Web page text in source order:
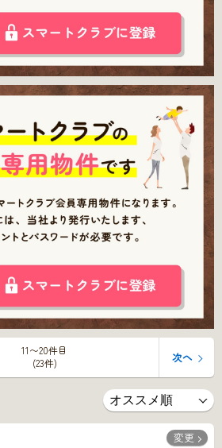
11〜20件目
(23件)
次へ
変更